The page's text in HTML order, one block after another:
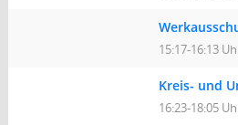
15:17-16:13
Kreis- und
16:23-18:05